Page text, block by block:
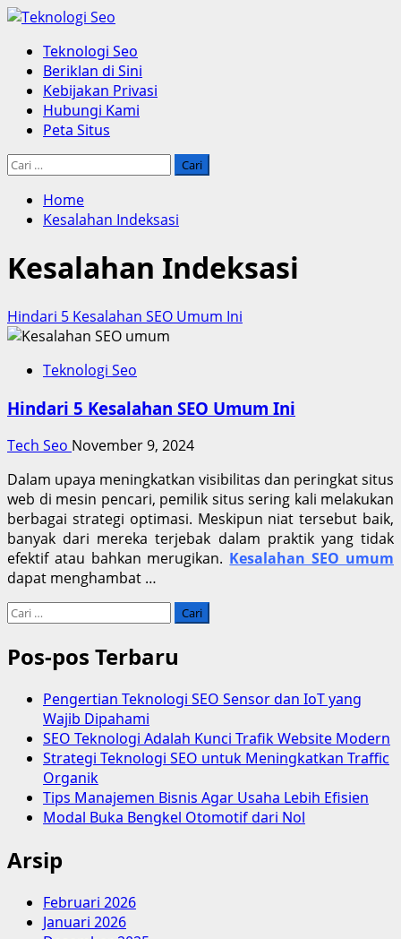
Skip
content
Primary
Menu
Teknologi Seo
Beriklan di Sini
Kebijakan Privasi
Hubungi Kami
Peta Situs
Cari
Home
Kesalahan Indeksasi
Kesalahan Indeksasi
Hindari 5 Kesalahan SEO Umum Ini
Teknologi Seo
Hindari 5 Kesalahan SEO Umum Ini
Tech Seo November 9, 2024
Dalam upaya meningkatkan visibilitas dan peringkat situs
web di mesin pencari, pemilik situs sering kali melakukan
berbagai strategi optimasi. Meskipun niat tersebut baik,
banyak dari mereka terjebak dalam praktik yang tidak
efektif atau bahkan merugikan. Kesalahan SEO umum
dapat menghambat …
Cari
Pos-pos Terbaru
Pengertian Teknologi SEO Sensor dan IoT yang
Wajib Dipahami
SEO Teknologi Adalah Kunci Trafik Website Modern
Strategi Teknologi SEO untuk Meningkatkan Traffic
Organik
Tips Manajemen Bisnis Agar Usaha Lebih Efisien
Modal Buka Bengkel Otomotif dari Nol
Arsip
Februari 2026
Januari 2026